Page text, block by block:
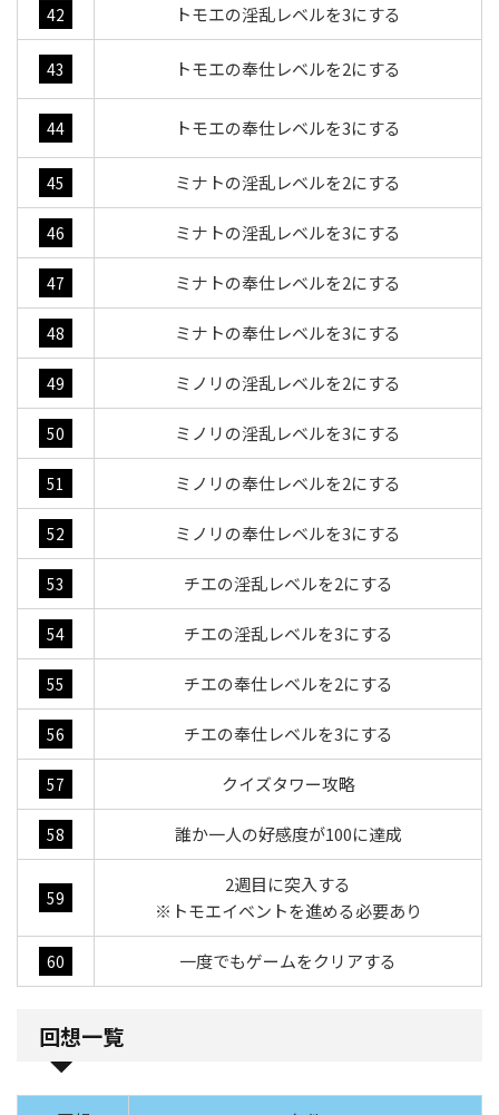
42 トモエの淫乱レベルを3にする
43 トモエの奉仕レベルを2にする
44 トモエの奉仕レベルを3にする
45 ミナトの淫乱レベルを2にする
46 ミナトの淫乱レベルを3にする
47 ミナトの奉仕レベルを2にする
48 ミナトの奉仕レベルを3にする
49 ミノリの淫乱レベルを2にする
50 ミノリの淫乱レベルを3にする
51 ミノリの奉仕レベルを2にする
52 ミノリの奉仕レベルを3にする
53 チエの淫乱レベルを2にする
54 チエの淫乱レベルを3にする
55 チエの奉仕レベルを2にする
56 チエの奉仕レベルを3にする
57 クイズタワー攻略
58 誰か一人の好感度が100に達成
59
2週目に突入する
※トモエイベントを進める必要あり
60 一度でもゲームをクリアする
回想一覧